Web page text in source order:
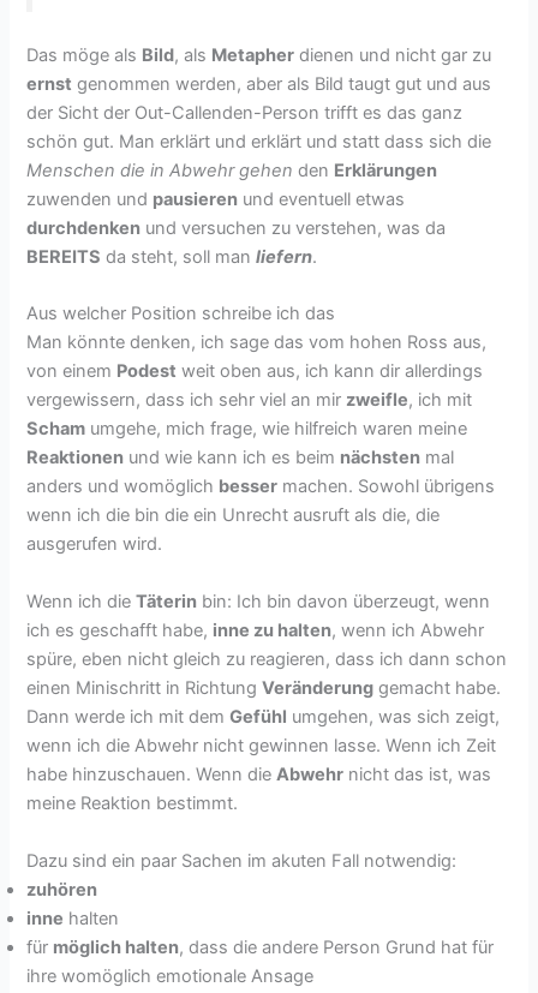
Das möge als Bild, als Metapher dienen und nicht gar zu
ernst genommen werden, aber als Bild taugt gut und aus
der Sicht der Out-Callenden-Person trifft es das ganz
schön gut. Man erklärt und erklärt und statt dass sich die
Menschen die in Abwehr gehen den Erklärungen
zuwenden und pausieren und eventuell etwas
durchdenken und versuchen zu verstehen, was da
BEREITS da steht, soll manliefern.
Aus welcher Position schreibe ich das
Man könnte denken, ich sage das vom hohen Ross aus,
von einem Podest weit oben aus, ich kann dir allerdings
vergewissern, dass ich sehr viel an mir zweifle, ich mit
Scham umgehe, mich frage, wie hilfreich waren meine
Reaktionen und wie kann ich es beim nächsten mal
anders und womöglich besser machen. Sowohl übrigens
wenn ich die bin die ein Unrecht ausruft als die, die
ausgerufen wird.
Wenn ich dieTäterin bin: Ich bin davon überzeugt, wenn
ich es geschafft habe, inne zu halten, wenn ich Abwehr
spüre, eben nicht gleich zu reagieren, dass ich dann schon
einen Minischritt in RichtungVeränderung gemacht habe.
Dann werde ich mit demGefühl umgehen, was sich zeigt,
wenn ich die Abwehr nicht gewinnen lasse. Wenn ich Zeit
habe hinzuschauen. Wenn dieAbwehr nicht das ist, was
meine Reaktion bestimmt.
Dazu sind ein paar Sachen im akuten Fall notwendig:
zuhören
inne halten
für möglich halten, dass die andere Person Grund hat für
ihre womöglich emotionale Ansage